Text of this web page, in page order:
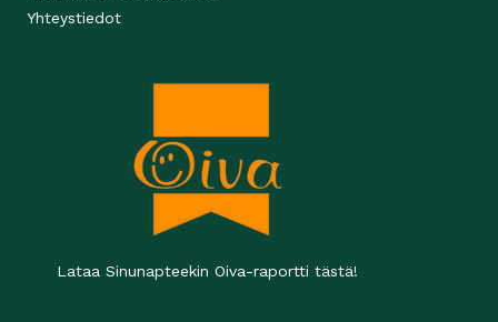
Yhteystiedot
Lataa Sinunapteekin Oiva-raportti tästä!